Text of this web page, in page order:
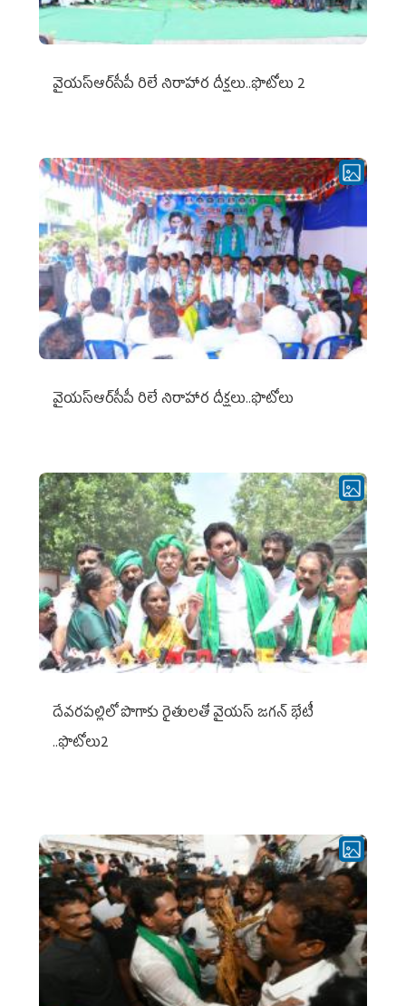
వైయ‌స్ఆర్‌సీపీ రిలే నిరాహార దీక్షలు..ఫొటోలు 2
వైయ‌స్ఆర్‌సీపీ రిలే నిరాహార దీక్షలు..ఫొటోలు
దేవరపల్లిలో పొగాకు రైతులతో వైయస్ జగన్ భేటీ
..ఫొటోలు2